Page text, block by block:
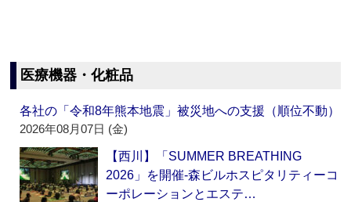
医療機器・化粧品
各社の「令和8年熊本地震」被災地への支援（順位不動）
2026年08月07日 (金)
【西川】「SUMMER BREATHING
2026」を開催‐森ビルホスピタリティーコ
ーポレーションとエステ…